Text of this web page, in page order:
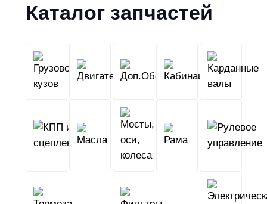
Каталог запчастей
Грузовой
кузов
Двигатель Кабина
КПП
оси,
Рама
Тормоза Фильтры